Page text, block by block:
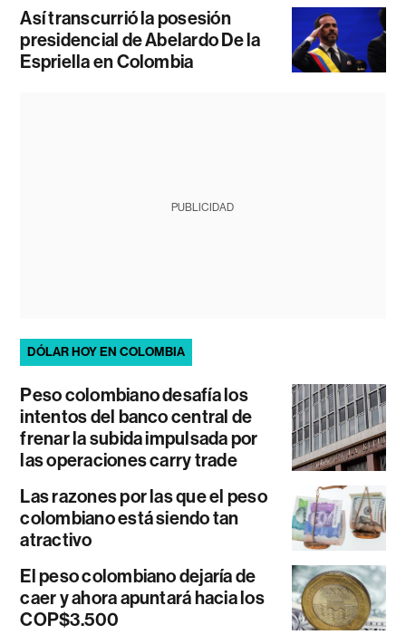
Así transcurrió la posesión
presidencial de Abelardo De la
Espriella en Colombia
PUBLICIDAD
DÓLAR HOY EN COLOMBIA
Peso colombiano desafía los
intentos del banco central de
frenar la subida impulsada por
las operaciones carry trade
Las razones por las que el peso
colombiano está siendo tan
atractivo
El peso colombiano dejaría de
caer y ahora apuntará hacia los
COP$3.500